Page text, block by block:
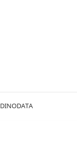
DINODATA